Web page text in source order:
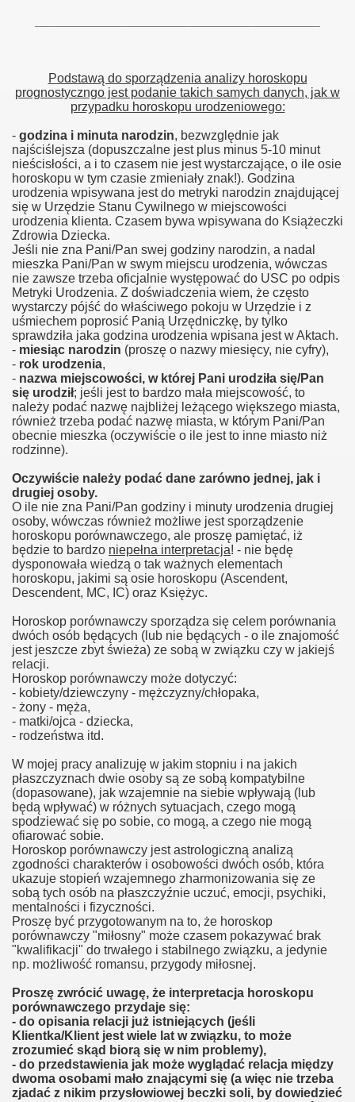
Podstawą do sporządzenia analizy horoskopu
prognostyczngo jest podanie takich samych danych, jak w
przypadku horoskopu urodzeniowego:
- godzina i minuta narodzin, bezwzględnie jak
najściślejsza (dopuszczalne jest plus minus 5-10 minut
nieścisłości, a i to czasem nie jest wystarczające, o ile osie
horoskopu w tym czasie zmieniały znak!). Godzina
urodzenia wpisywana jest do metryki narodzin znajdującej
się w Urzędzie Stanu Cywilnego w miejscowości
urodzenia klienta. Czasem bywa wpisywana do Książeczki
Zdrowia Dziecka.
Jeśli nie zna Pani/Pan swej godziny narodzin, a nadal
mieszka Pani/Pan w swym miejscu urodzenia, wówczas
nie zawsze trzeba oficjalnie występować do USC po odpis
Metryki Urodzenia. Z doświadczenia wiem, że często
wystarczy pójść do właściwego pokoju w Urzędzie i z
uśmiechem poprosić Panią Urzędniczkę, by tylko
sprawdziła jaka godzina urodzenia wpisana jest w Aktach.
- miesiąc narodzin (proszę o nazwy miesięcy, nie cyfry),
- rok urodzenia,
- nazwa miejscowości, w której Pani urodziła się/Pan
się urodził; jeśli jest to bardzo mała miejscowość, to
należy podać nazwę najbliżej leżącego większego miasta,
również trzeba podać nazwę miasta, w którym Pani/Pan
obecnie mieszka (oczywiście o ile jest to inne miasto niż
rodzinne).
Oczywiście należy podać dane zarówno jednej, jak i
drugiej osoby.
O ile nie zna Pani/Pan godziny i minuty urodzenia drugiej
osoby, wówczas również możliwe jest sporządzenie
horoskopu porównawczego, ale proszę pamiętać, iż
będzie to bardzo niepełna interpretacja! - nie będę
dysponowała wiedzą o tak ważnych elementach
horoskopu, jakimi są osie horoskopu (Ascendent,
Descendent, MC, IC) oraz Księżyc.
Horoskop porównawczy sporządza się celem porównania
dwóch osób będących (lub nie będących - o ile znajomość
jest jeszcze zbyt świeża) ze sobą w związku czy w jakiejś
relacji.
Horoskop porównawczy może dotyczyć:
- kobiety/dziewczyny - mężczyzny/chłopaka,
- żony - męża,
- matki/ojca - dziecka,
- rodzeństwa itd.
W mojej pracy analizuję w jakim stopniu i na jakich
płaszczyznach dwie osoby są ze sobą kompatybilne
(dopasowane), jak wzajemnie na siebie wpływają (lub
będą wpływać) w różnych sytuacjach, czego mogą
spodziewać się po sobie, co mogą, a czego nie mogą
ofiarować sobie.
Horoskop porównawczy jest astrologiczną analizą
zgodności charakterów i osobowości dwóch osób, która
ukazuje stopień wzajemnego zharmonizowania się ze
sobą tych osób na płaszczyźnie uczuć, emocji, psychiki,
mentalności i fizyczności.
Proszę być przygotowanym na to, że horoskop
porównawczy "miłosny" może czasem pokazywać brak
"kwalifikacji" do trwałego i stabilnego związku, a jedynie
np. możliwość romansu, przygody miłosnej.
Proszę zwrócić uwagę, że interpretacja horoskopu
porównawczego przydaje się:
- do opisania relacji już istniejących (jeśli
Klientka/Klient jest wiele lat w związku, to może
zrozumieć skąd biorą się w nim problemy),
- do przedstawienia jak może wyglądać relacja między
dwoma osobami mało znającymi się (a więc nie trzeba
zjadać z nikim przysłowiowej beczki soli, by dowiedzieć